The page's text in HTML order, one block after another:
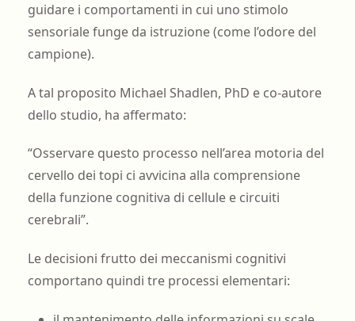
guidare i comportamenti in cui uno stimolo
sensoriale funge da istruzione (come l’odore del
campione).
A tal proposito Michael Shadlen, PhD e co-autore
dello studio, ha affermato:
“Osservare questo processo nell’area motoria del
cervello dei topi ci avvicina alla comprensione
della funzione cognitiva di cellule e circuiti
cerebrali”.
Le decisioni frutto dei meccanismi cognitivi
comportano quindi tre processi elementari: